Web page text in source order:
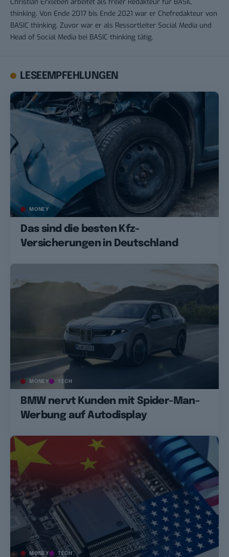
thinking. Von Ende 2017 bis Ende 2021 war er Chefredakteur von
BASIC thinking. Zuvor war er als Ressortleiter Social Media und
Head of Social Media bei BASIC thinking tätig.
LESEEMPFEHLUNGEN
MONEY
Das sind die besten Kfz-
Versicherungen in Deutschland
MONEY TECH
BMW nervt Kunden mit Spider-Man-
Werbung auf Autodisplay
MONEY TECH